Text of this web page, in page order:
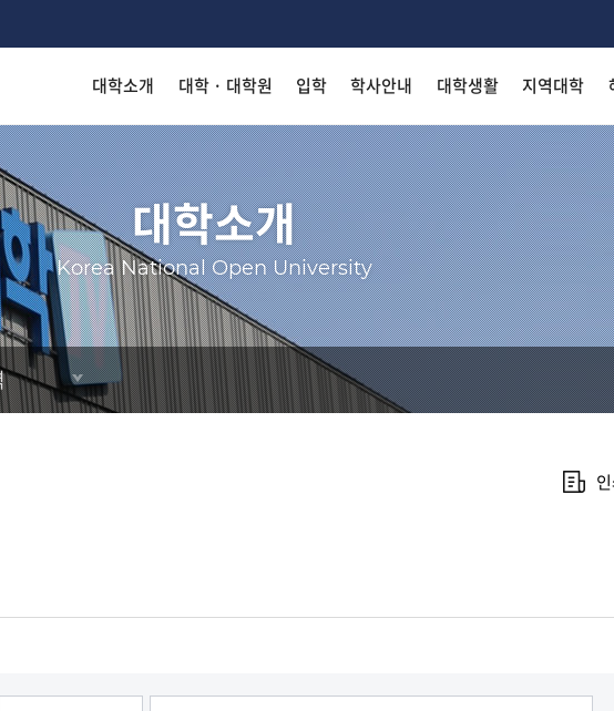
대학소개
착한 등록금! 수준높은 4
KNOU
대학 · 대학원
착한 등록금! 수준높은 4
KNOU
입학
착한 등록금! 수준높은 4
KNOU
학사안내
착한 등록금! 수준높은 4
KNOU
대학생활
착한 등록금! 수준높은 4
KNOU
지역대학
착한 등록금! 수준높은 4
KNOU
대학소개
Korea National Open University